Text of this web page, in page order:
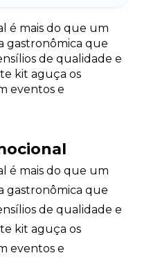
é mais do que um
gastronômica que
de qualidade e
kit aguça os
eventos e
é mais do que um
gastronômica que
de qualidade e
kit aguça os
eventos e